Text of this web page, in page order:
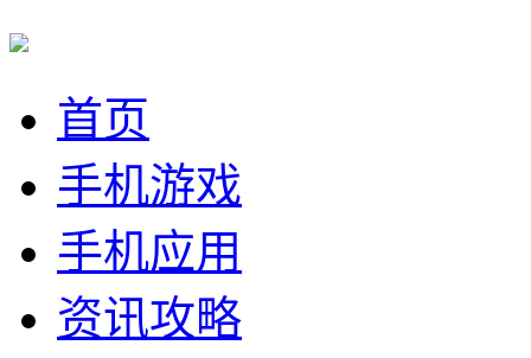
首页
手机游戏
手机应用
资讯攻略